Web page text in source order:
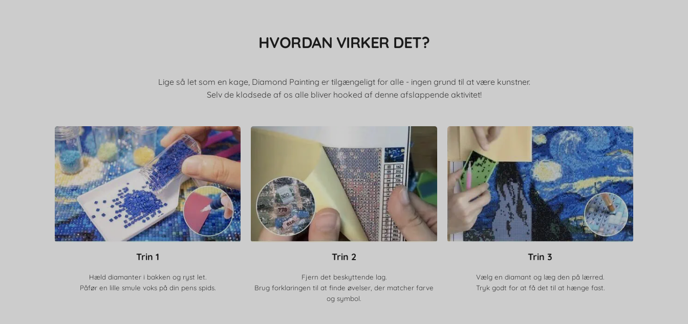
HVORDAN VIRKER DET?
Lige så let som en kage, Diamond Painting er tilgængeligt for alle - ingen grund til at være kunstner.
Selv de klodsede af os alle bliver hooked af denne afslappende aktivitet!
Trin 1
Hæld diamanter i bakken og ryst let.
Påfør en lille smule voks på din pens spids.
Trin 2
Fjern det beskyttende lag.
Brug forklaringen til at finde øvelser, der matcher farve
og symbol.
Trin 3
Vælg en diamant og læg den på lærred.
Tryk godt for at få det til at hænge fast.